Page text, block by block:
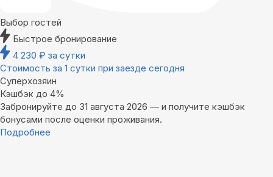
Выбор гостей
Быстрое бронирование
4 230 ₽ за сутки
Стоимость за 1 сутки при заезде сегодня
Суперхозяин
Кэшбэк до 4%
Забронируйте до 31 августа 2026 — и получите кэшбэк
бонусами после оценки проживания.
Подробнее